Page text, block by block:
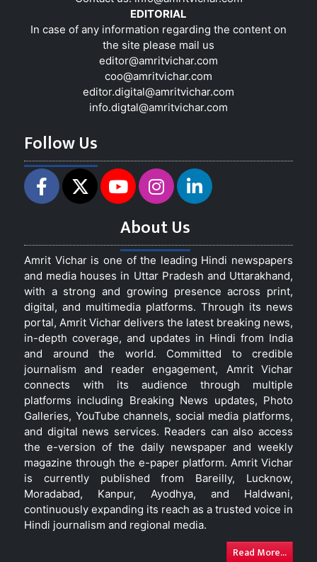
EDITORIAL
In case of any information regarding the content on
the site please mail us
editor@amritvichar.com
coo@amritvichar.com
editor.digital@amritvichar.com
info.digtal@amritvichar.com
Follow Us
About Us
Amrit Vichar is one of the leading Hindi newspapers
and media houses in Uttar Pradesh and Uttarakhand,
with a strong and growing presence across print,
digital, and multimedia platforms. Through its news
portal, Amrit Vichar delivers the latest breaking news,
in-depth coverage, and updates in Hindi from India
and around the world. Committed to credible
journalism and reader engagement, Amrit Vichar
connects with its audience through multiple
platforms including Breaking News updates, Photo
Galleries, YouTube channels, social media platforms,
and digital news services. Readers can also access
the e-version of the daily newspaper and weekly
magazine through the e-paper platform. Amrit Vichar
is currently published from Bareilly, Lucknow,
Moradabad, Kanpur, Ayodhya, and Haldwani,
continuously expanding its reach as a trusted voice in
Hindi journalism and regional media.
Read More...